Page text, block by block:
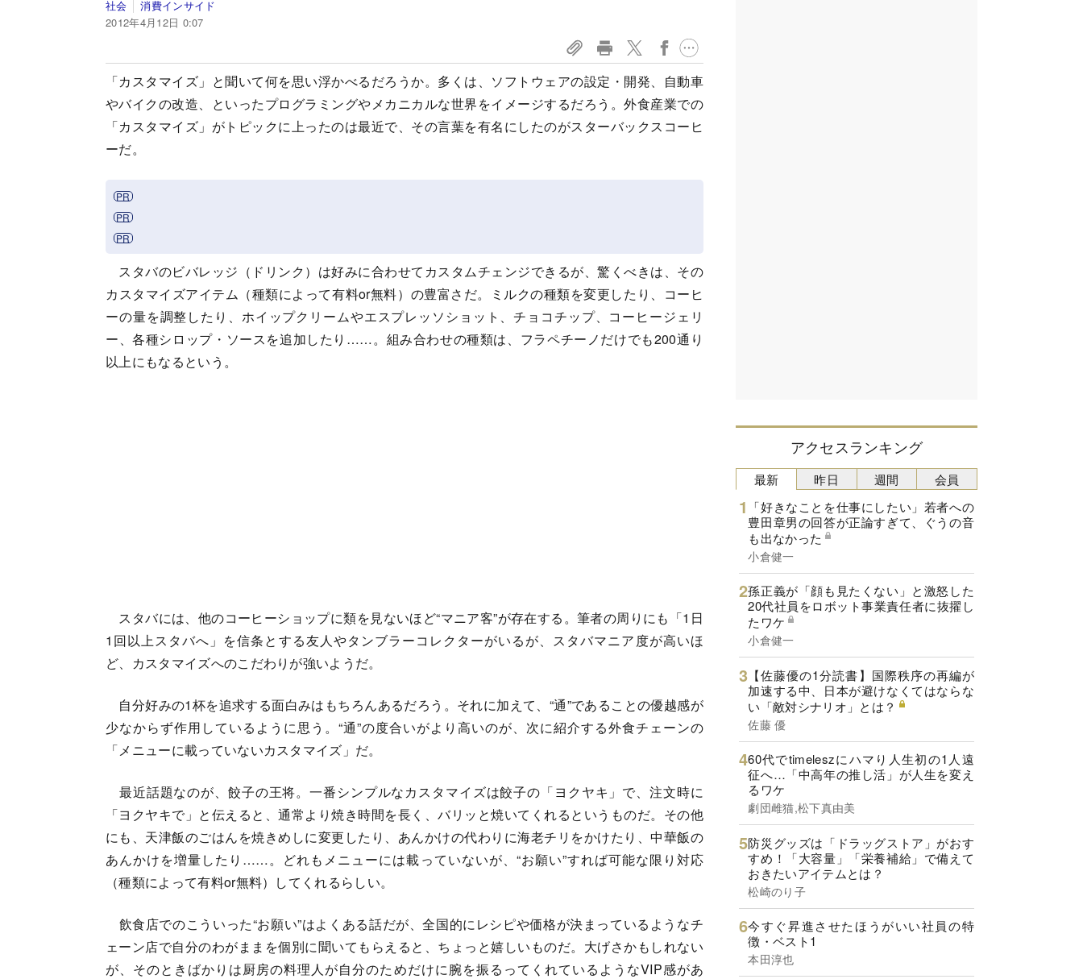
社会
消費インサイド
2012年4月12日 0:07
「カスタマイズ」と聞いて何を思い浮かべるだろうか。多くは、ソフトウェアの設定・開発、自動車
やバイクの改造、といったプログラミングやメカニカルな世界をイメージするだろう。外食産業での
「カスタマイズ」がトピックに上ったのは最近で、その言葉を有名にしたのがスターバックスコーヒ
ーだ。
スタバのビバレッジ（ドリンク）は好みに合わせてカスタムチェンジできるが、驚くべきは、その
カスタマイズアイテム（種類によって有料or無料）の豊富さだ。ミルクの種類を変更したり、コーヒ
ーの量を調整したり、ホイップクリームやエスプレッソショット、チョコチップ、コーヒージェリ
ー、各種シロップ・ソースを追加したり……。組み合わせの種類は、フラペチーノだけでも200通り
以上にもなるという。
スタバには、他のコーヒーショップに類を見ないほど“マニア客”が存在する。筆者の周りにも「1日
1回以上スタバへ」を信条とする友人やタンブラーコレクターがいるが、スタバマニア度が高いほ
ど、カスタマイズへのこだわりが強いようだ。
自分好みの1杯を追求する面白みはもちろんあるだろう。それに加えて、“通”であることの優越感が
少なからず作用しているように思う。“通”の度合いがより高いのが、次に紹介する外食チェーンの
「メニューに載っていないカスタマイズ」だ。
最近話題なのが、餃子の王将。一番シンプルなカスタマイズは餃子の「ヨクヤキ」で、注文時に
「ヨクヤキで」と伝えると、通常より焼き時間を長く、バリッと焼いてくれるというものだ。その他
にも、天津飯のごはんを焼きめしに変更したり、あんかけの代わりに海老チリをかけたり、中華飯の
あんかけを増量したり……。どれもメニューには載っていないが、“お願い”すれば可能な限り対応
（種類によって有料or無料）してくれるらしい。
飲食店でのこういった“お願い”はよくある話だが、全国的にレシピや価格が決まっているようなチ
ェーン店で自分のわがままを個別に聞いてもらえると、ちょっと嬉しいものだ。大げさかもしれない
が、そのときばかりは厨房の料理人が自分のためだけに腕を振るってくれているようなVIP感があ
アクセスランキング
最新
「好きなことを仕事にしたい」若者への
豊田章男の回答が正論すぎて、ぐうの音
も出なかった
小倉健一
孫正義が「顔も見たくない」と激怒した
20代社員をロボット事業責任者に抜擢し
たワケ
小倉健一
【佐藤優の1分読書】国際秩序の再編が
加速する中、日本が避けなくてはならな
い「敵対シナリオ」とは？
佐藤 優
60代でtimeleszにハマり人生初の1人遠
征へ…「中高年の推し活」が人生を変え
るワケ
劇団雌猫,松下真由美
防災グッズは「ドラッグストア」がおす
すめ！「大容量」「栄養補給」で備えて
おきたいアイテムとは？
松崎のり子
今すぐ昇進させたほうがいい社員の特
徴・ベスト1
本田淳也
昨日 週間 会員